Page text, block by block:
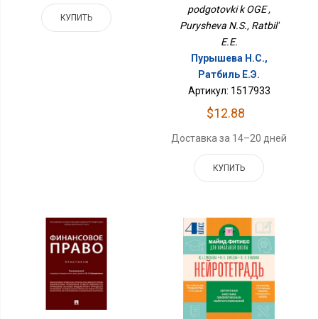
КУПИТЬ
podgotovki k OGE ,
Purysheva N.S., Ratbil'
E.E.
Пурышева Н.С.,
Ратбиль Е.Э.
Артикул: 1517933
$12.88
Доставка за 14–20 дней
КУПИТЬ